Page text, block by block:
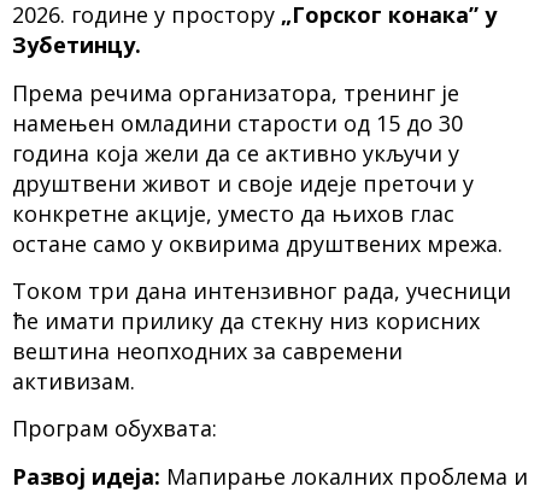
2026. године у простору „Горског конака” у
Зубетинцу.
Према речима организатора, тренинг је
намењен омладини старости од 15 до 30
година која жели да се активно укључи у
друштвени живот и своје идеје преточи у
конкретне акције, уместо да њихов глас
остане само у оквирима друштвених мрежа.
Током три дана интензивног рада, учесници
ће имати прилику да стекну низ корисних
вештина неопходних за савремени
активизам.
Програм обухвата:
Развој идеја: Мапирање локалних проблема и